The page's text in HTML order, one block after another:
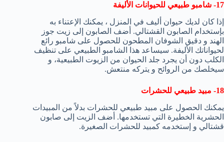
17- شامبو طبيعي للحيوانات الأليفة
إذا كان لديك حيوان أليف في المنزل ، يمكنك الإعتناء به
بإستخدام الصابون القشتالي. أضف الصابون إلى زيت جوز
الهند و دقيق الشوفان المطحون للحصول على شامبو رائع
لحيواناتك الأليفة. سيساعد هذا الشامبو الطبيعي على تنظيف
الكلب دون أن يجرد جلد الحيوان من الزيوت الطبيعية، و
سيخلصك من الروائح و يتركه منتعش.
18- مبيد طبيعي للحشرات
يمكنك الحصول على مبيد طبيعي للحشرات بدلاً من المبيدات
الحشرية الخطيرة التي تستخدمها. أضف الزيت إلى صابون
قشتالي و إستخدمه كمبيد للحشرات الصغيرة.